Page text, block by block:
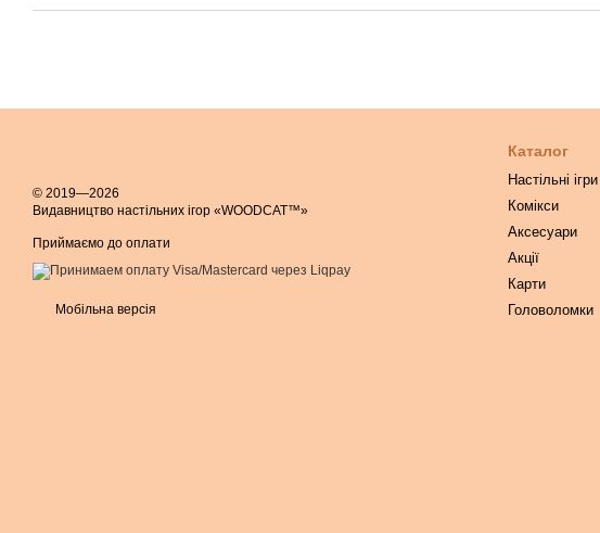
© 2019—2026
Видавництво настільних ігор «WOODCAT™»
Приймаємо до оплати
Мобільна версія
Каталог
Настільні ігри
Комікси
Аксесуари
Акції
Карти
Головоломки